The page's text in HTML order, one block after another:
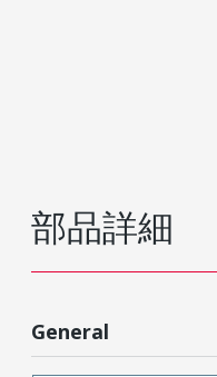
部品詳細
General